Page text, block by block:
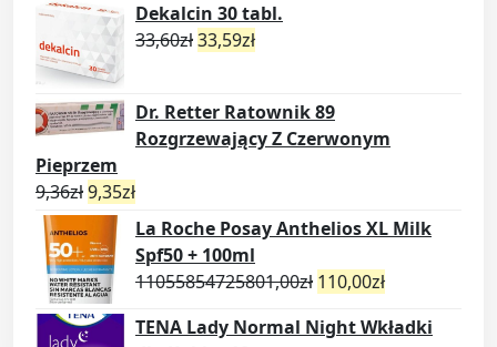
Dekalcin 30 tabl.
33,60zł33,59zł
Dr. Retter Ratownik 89
Rozgrzewający Z Czerwonym
Pieprzem
9,36zł9,35zł
La Roche Posay Anthelios XL Milk
Spf50 + 100ml
11055854725801,00zł 110,00zł
TENA Lady Normal Night Wkładki